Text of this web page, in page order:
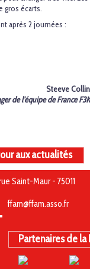
gros écarts.
après 2 journées :
Steeve Collin
de l'équipe de France F3K
aux actualités
Saint-Maur - 75011
ffam@ffam.asso.fr
Partenaires de la